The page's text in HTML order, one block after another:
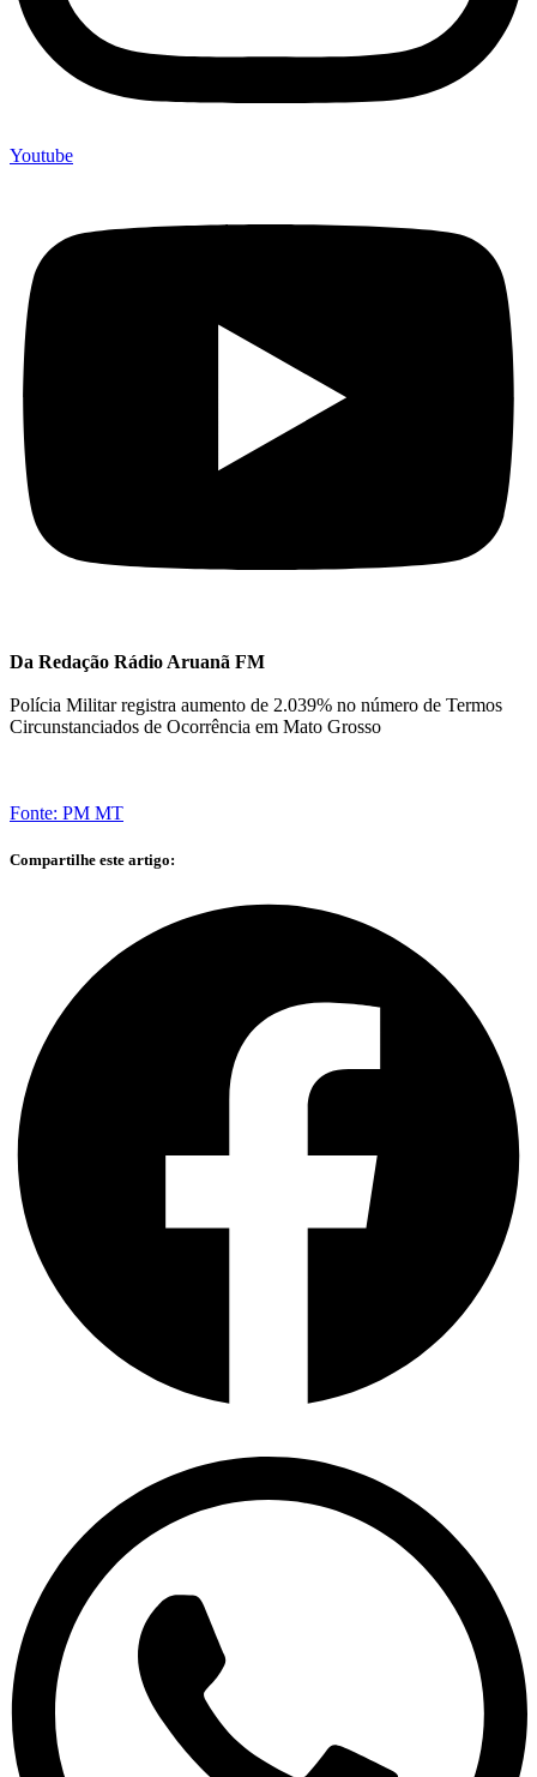
Youtube
Da Redação Rádio Aruanã FM
Polícia Militar registra aumento de 2.039% no número de Termos
Circunstanciados de Ocorrência em Mato Grosso
Fonte: PM MT
Compartilhe este artigo: